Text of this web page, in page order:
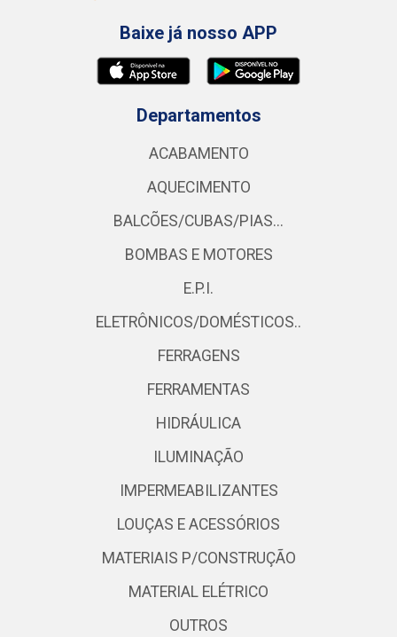
Baixe já nosso APP
Departamentos
ACABAMENTO
AQUECIMENTO
BALCÕES/CUBAS/PIAS...
BOMBAS E MOTORES
E.P.I.
ELETRÔNICOS/DOMÉSTICOS..
FERRAGENS
FERRAMENTAS
HIDRÁULICA
ILUMINAÇÃO
IMPERMEABILIZANTES
LOUÇAS E ACESSÓRIOS
MATERIAIS P/CONSTRUÇÃO
MATERIAL ELÉTRICO
OUTROS